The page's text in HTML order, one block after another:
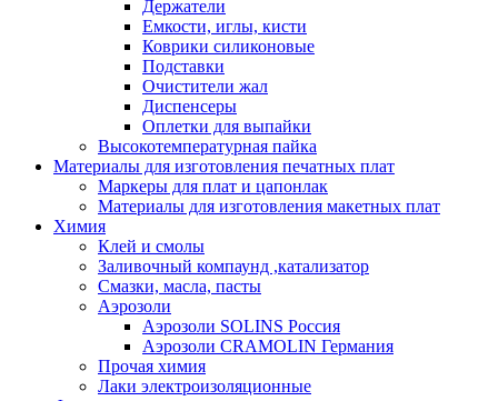
Держатели
Емкости, иглы, кисти
Коврики силиконовые
Подставки
Очистители жал
Диспенсеры
Оплетки для выпайки
Высокотемпературная пайка
Материалы для изготовления печатных плат
Маркеры для плат и цапонлак
Материалы для изготовления макетных плат
Химия
Клей и смолы
Заливочный компаунд ,катализатор
Смазки, масла, пасты
Аэрозоли
Аэрозоли SOLINS Россия
Аэрозоли CRAMOLIN Германия
Прочая химия
Лаки электроизоляционные